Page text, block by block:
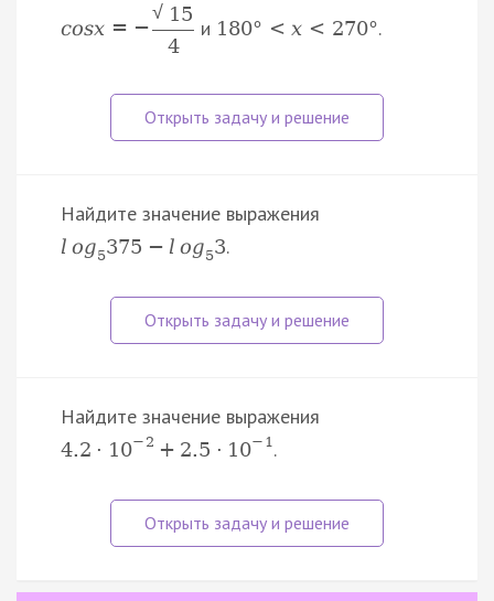
cosx = −
√ 15
4
и 180° < x < 270°.
Найдите значение выражения
l og5375 − l og53.
Найдите значение выражения
4.2 · 10− 2 + 2.5 · 10− 1.